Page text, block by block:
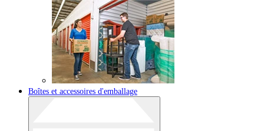
Boîtes et accessoires d'emballage